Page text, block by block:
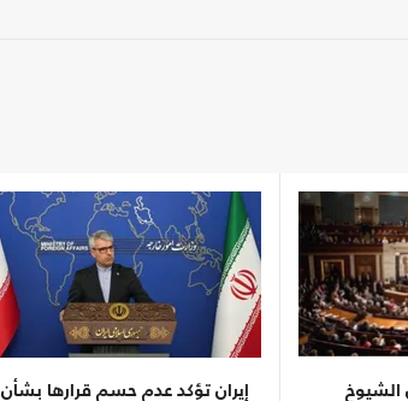
الشيوخ
إيران تؤكد عدم حسم قرارها بشأن